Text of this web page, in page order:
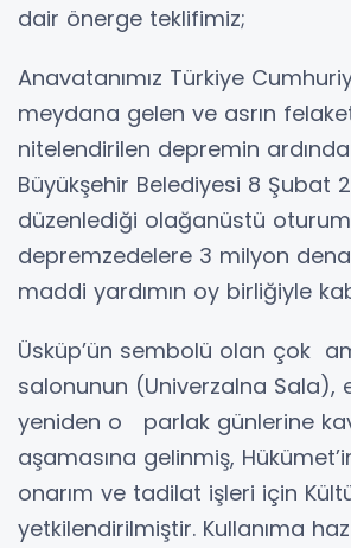
dair önerge teklifimiz;
Anavatanımız Türkiye
meydana gelen ve asrın
nitelendirilen depremin
Büyükşehir Belediyesi 8 Şubat
düzenlediği olağanüstü
depremzedelere 3 milyon
maddi yardımın oy birliğiyle
Üsküp’ün sembolü olan çok
salonunun (Univerzalna Sala),
yeniden o parlak günlerine
aşamasına gelinmiş,
onarım ve tadilat işleri için
yetkilendirilmiştir. Kullanıma